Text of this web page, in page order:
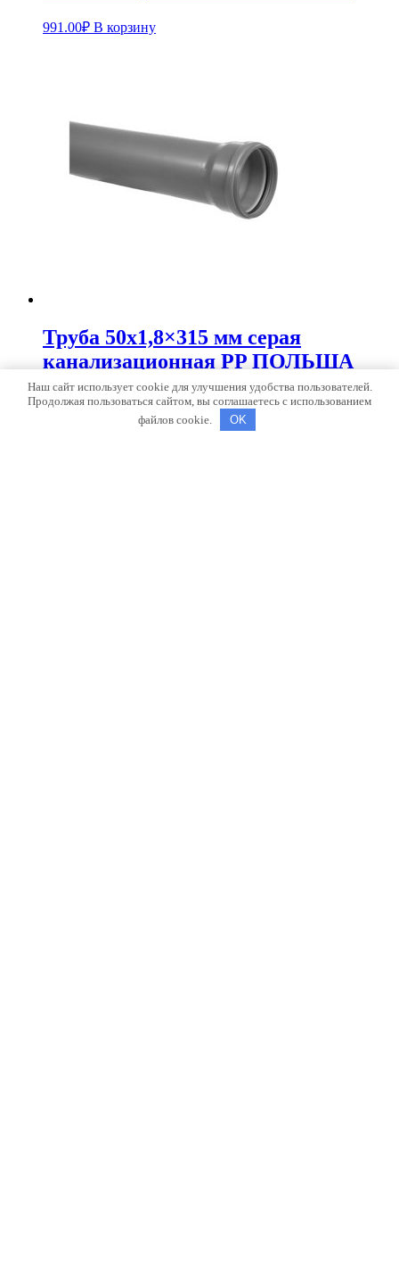
991.00₽ В корзину
Труба 50х1,8×315 мм серая
канализационная PP ПОЛЬША
75.00₽ В корзину
Наш сайт использует cookie для улучшения удобства пользователей.
Продолжая пользоваться сайтом, вы соглашаетесь с использованием
файлов cookie.
OK